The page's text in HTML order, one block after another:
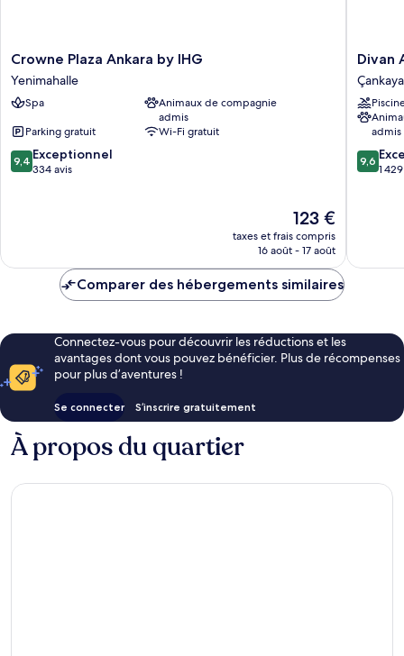
Crowne
Plaza
Ankara
by
Yenimahalle
Crowne Plaza Ankara by IHG
Yenimahalle
Spa
Animaux de compagnie
admis
Parking gratuit
Wi-Fi gratuit
9.4
sur
9,4 Exceptionnel
334 avis
Le
nouveau
prix
de
123 €
taxes et frais compris
16 août - 17 août
Divan
Ankara
Çankaya
Divan
Çankaya
admis
9.6
sur
9,6
1
Comparer des hébergements similaires
Connectez-vous pour découvrir les réductions et les
avantages dont vous pouvez bénéficier. Plus de récompenses
pour plus d’aventures !
Se connecter S’inscrire gratuitement
À propos du quartier